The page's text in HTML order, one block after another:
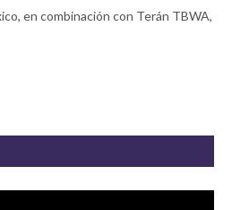
en combinación con Terán TBWA,